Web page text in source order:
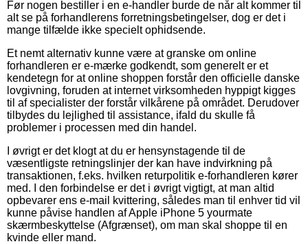
Før nogen bestiller i en e-handler burde de når alt kommer til
alt se på forhandlerens forretningsbetingelser, dog er det i
mange tilfælde ikke specielt ophidsende.
Et nemt alternativ kunne være at granske om online
forhandleren er e-mærke godkendt, som generelt er et
kendetegn for at online shoppen forstår den officielle danske
lovgivning, foruden at internet virksomheden hyppigt kigges
til af specialister der forstår vilkårene på området. Derudover
tilbydes du lejlighed til assistance, ifald du skulle få
problemer i processen med din handel.
I øvrigt er det klogt at du er hensynstagende til de
væsentligste retningslinjer der kan have indvirkning på
transaktionen, f.eks. hvilken returpolitik e-forhandleren kører
med. I den forbindelse er det i øvrigt vigtigt, at man altid
opbevarer ens e-mail kvittering, således man til enhver tid vil
kunne påvise handlen af Apple iPhone 5 yourmate
skærmbeskyttelse (Afgrænset), om man skal shoppe til en
kvinde eller mand.